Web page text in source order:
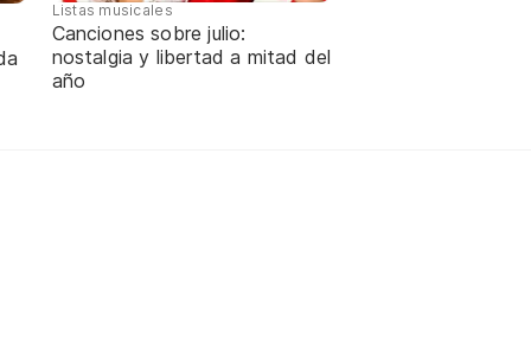
Listas musicales
Canciones sobre julio:
nostalgia y libertad a mitad del
año